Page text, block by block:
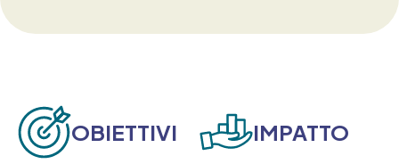
OBIETTIVI IMPATTO